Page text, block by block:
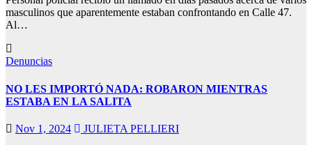
masculinos que aparentemente estaban confrontando en Calle 47.
Al…
Denuncias
NO LES IMPORTÓ NADA: ROBARON MIENTRAS
ESTABA EN LA SALITA
Nov 1, 2024
JULIETA PELLIERI